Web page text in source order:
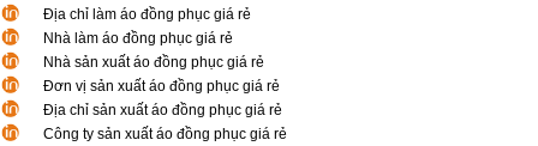
Địa chỉ làm áo đồng phục giá rẻ
Nhà làm áo đồng phục giá rẻ
Nhà sản xuất áo đồng phục giá rẻ
Đơn vị sản xuất áo đồng phục giá rẻ
Địa chỉ sản xuất áo đồng phục giá rẻ
Công ty sản xuất áo đồng phục giá rẻ